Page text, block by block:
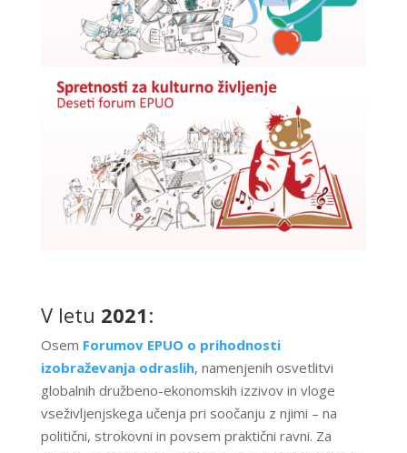
V letu 2021:
Osem Forumov EPUO o prihodnosti
izobraževanja odraslih, namenjenih osvetlitvi
globalnih družbeno-ekonomskih izzivov in vloge
vseživljenjskega učenja pri soočanju z njimi – na
politični, strokovni in povsem praktični ravni. Za